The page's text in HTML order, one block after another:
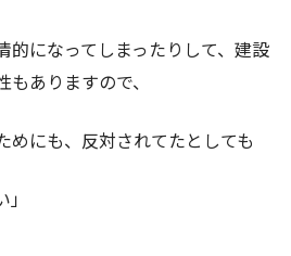
的になってしまったりして、建設
ありますので、
めにも、反対されてたとしても